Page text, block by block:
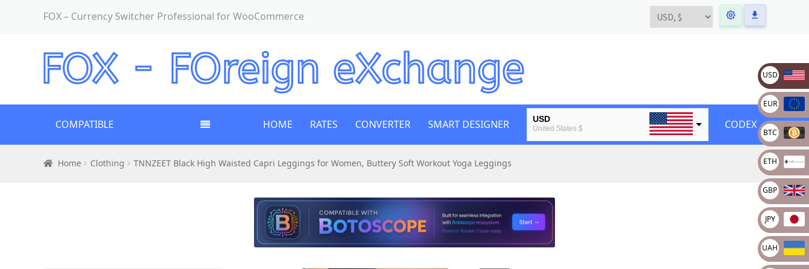
FOX – Currency Switcher Professional for WooCommerce
COMPATIBLE HOME RATES CONVERTER SMART DESIGNER USD
United States $
ETH
Ethereum
CODEX
Home Clothing TNNZEET Black High Waisted Capri Leggings for Women, Buttery Soft Workout Yoga Leggings
USD
EUR
BTC
ETH
GBP
JPY
UAH